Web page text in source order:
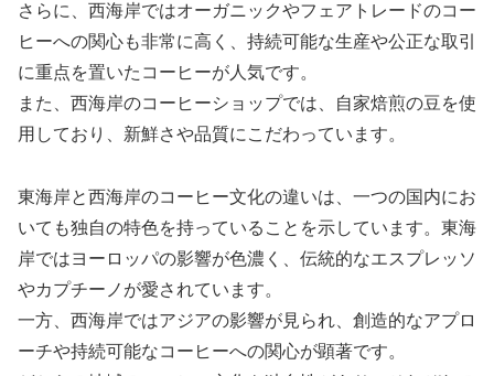
さらに、西海岸ではオーガニックやフェアトレードのコー
ヒーへの関心も非常に高く、持続可能な生産や公正な取引
に重点を置いたコーヒーが人気です。
また、西海岸のコーヒーショップでは、自家焙煎の豆を使
用しており、新鮮さや品質にこだわっています。
東海岸と西海岸のコーヒー文化の違いは、一つの国内にお
いても独自の特色を持っていることを示しています。東海
岸ではヨーロッパの影響が色濃く、伝統的なエスプレッソ
やカプチーノが愛されています。
一方、西海岸ではアジアの影響が見られ、創造的なアプロ
ーチや持続可能なコーヒーへの関心が顕著です。